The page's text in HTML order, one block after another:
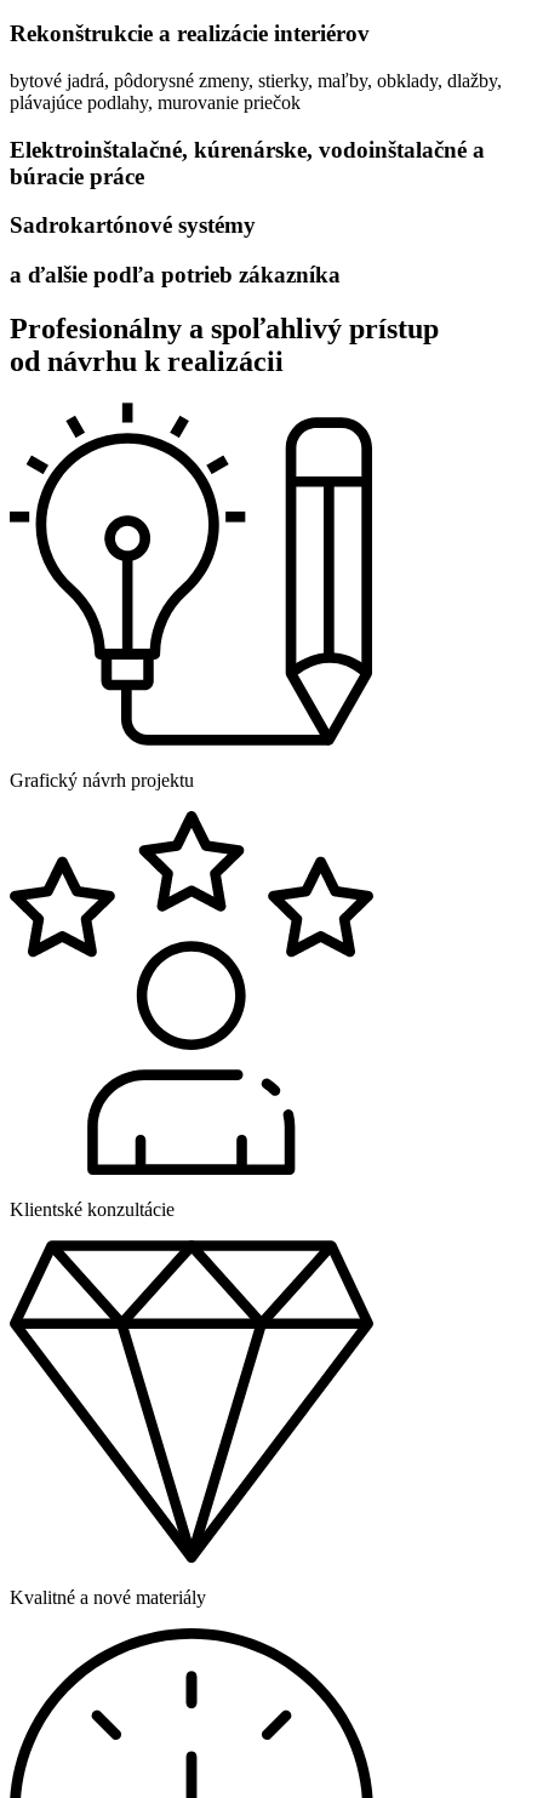
Rekonštrukcie a realizácie interiérov
bytové jadrá, pôdorysné zmeny, stierky, maľby, obklady, dlažby,
plávajúce podlahy, murovanie priečok
Elektroinštalačné, kúrenárske, vodoinštalačné a
búracie práce
Sadrokartónové systémy
a ďalšie podľa potrieb zákazníka
Profesionálny a spoľahlivý prístup
od návrhu k realizácii
Grafický návrh projektu
Klientské konzultácie
Kvalitné a nové materiály